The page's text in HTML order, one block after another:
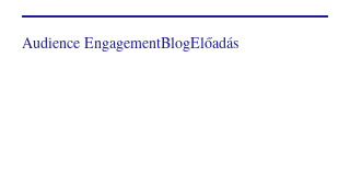
Audience EngagementBlogElőadás